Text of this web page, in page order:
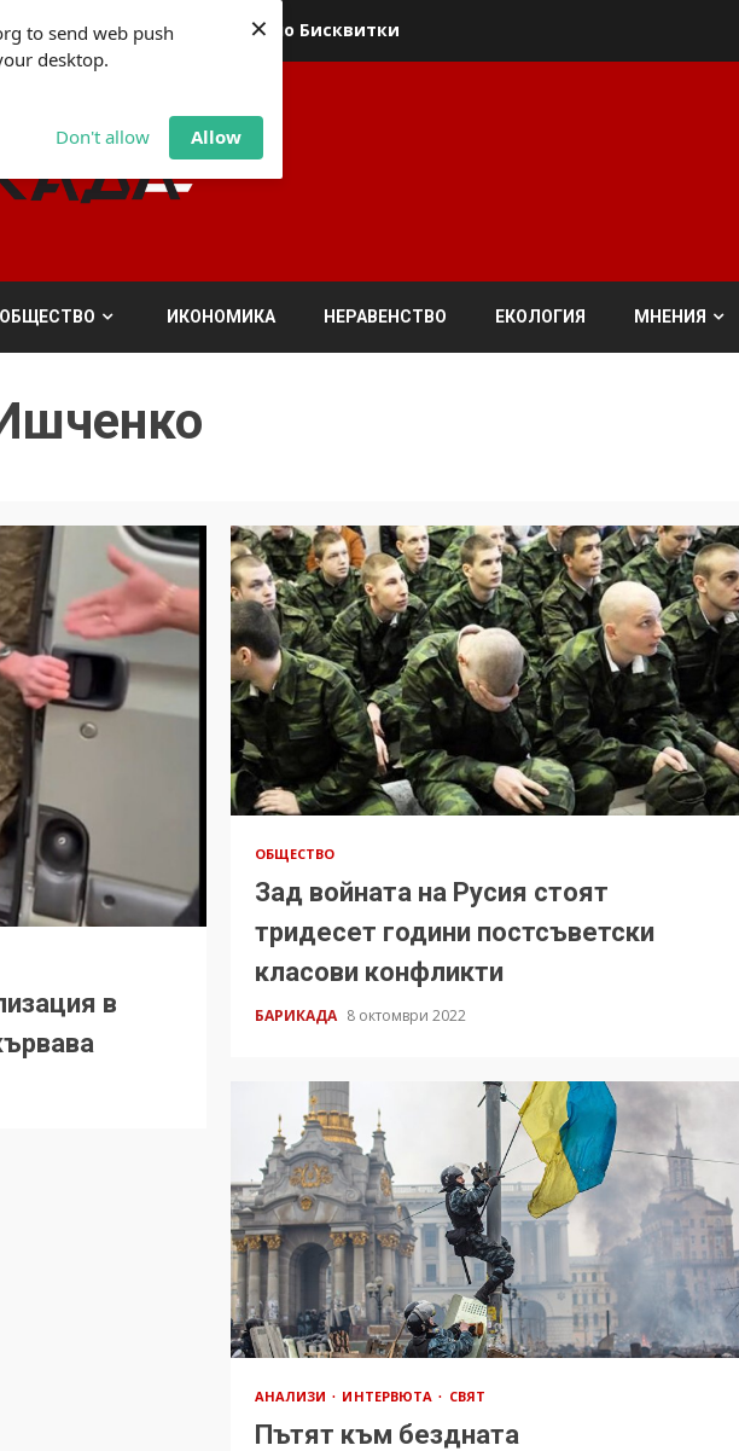
to send web push
desktop.
Don't allow Allow
×
За реклама Политика относно Бисквитки
ОБЩЕСТВО ИКОНОМИКА НЕРАВЕНСТВО ЕКОЛОГИЯ МНЕНИЯ
в
ОБЩЕСТВО
Зад войната на Русия стоят
тридесет години постсъветски
класови конфликти
БАРИКАДА 8 октомври 2022
АНАЛИЗИ ИНТЕРВЮТА СВЯТ
Пътят към бездната